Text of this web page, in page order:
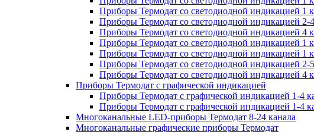
Приборы Термодат со светодиодной индикацией 1
Приборы Термодат со светодиодной индикацией 2-
Приборы Термодат со светодиодной индикацией 4
Приборы Термодат со светодиодной индикацией
Приборы Термодат со светодиодной индикацией
Приборы Термодат со светодиодной индикацией
Приборы Термодат со светодиодной индикацией 4
Приборы Термодат с графической индикацией
Приборы Термодат с графической индикацией 1-4
Приборы Термодат с графической индикацией 1-4
Многоканальные LED-приборы Термодат 8-24 канала
Многоканальные графические приборы Термодат